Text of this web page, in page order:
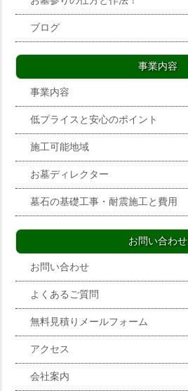
ブログ
事業内容
事業内容
低プライスと安心のポイント
施工可能地域
お墓ディレクター
墓石の基礎工事・耐震施工と費用
お問い合わせ
お問い合わせ
よくあるご質問
無料見積りメールフォーム
アクセス
会社案内